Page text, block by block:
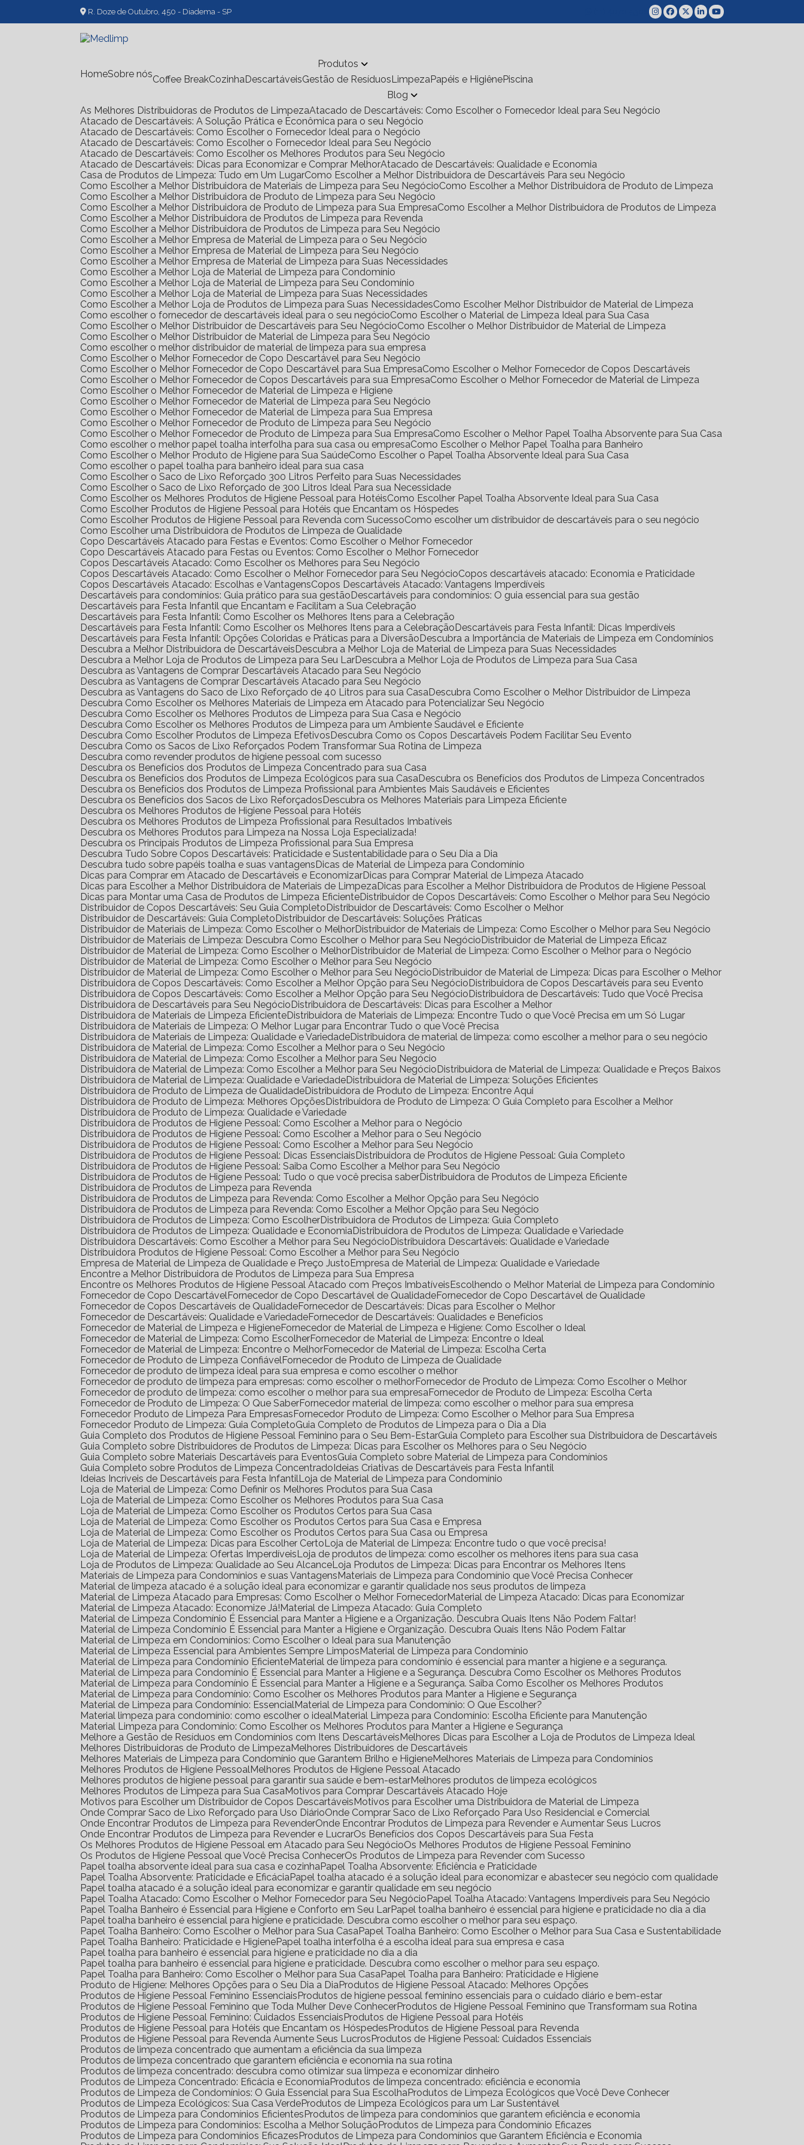
R. Doze de Outubro, 450 - Diadema - SP
Home Sobre nós
Produtos
Coffee Break
Cozinha Descartáveis Gestão de Resíduos Limpeza Papéis e Higiêne Piscina
Blog
As Melhores Distribuidoras de Produtos de Limpeza Atacado de Descartáveis: Como Escolher o Fornecedor Ideal para Seu Negócio
Atacado de Descartáveis: A Solução Prática e Econômica para o seu Negócio
Atacado de Descartáveis: Como Escolher o Fornecedor Ideal para o Negócio
Atacado de Descartáveis: Como Escolher o Fornecedor Ideal para Seu Negócio
Atacado de Descartáveis: Como Escolher os Melhores Produtos para Seu Negócio
Atacado de Descartáveis: Dicas para Economizar e Comprar Melhor Atacado de Descartáveis: Qualidade e Economia
Casa de Produtos de Limpeza: Tudo em Um Lugar
Como Escolher a Melhor Distribuidora de Descartáveis Para seu Negócio
Como Escolher a Melhor Distribuidora de Materiais de Limpeza para Seu Negócio
Como Escolher a Melhor Distribuidora de Produto de Limpeza
Como Escolher a Melhor Distribuidora de Produto de Limpeza para Seu Negócio
Como Escolher a Melhor Distribuidora de Produto de Limpeza para Sua Empresa
Como Escolher a Melhor Distribuidora de Produtos de Limpeza
Como Escolher a Melhor Distribuidora de Produtos de Limpeza para Revenda
Como Escolher a Melhor Distribuidora de Produtos de Limpeza para Seu Negócio
Como Escolher a Melhor Empresa de Material de Limpeza para o Seu Negócio
Como Escolher a Melhor Empresa de Material de Limpeza para Seu Negócio
Como Escolher a Melhor Empresa de Material de Limpeza para Suas Necessidades
Como Escolher a Melhor Loja de Material de Limpeza para Condomínio
Como Escolher a Melhor Loja de Material de Limpeza para Seu Condomínio
Como Escolher a Melhor Loja de Material de Limpeza para Suas Necessidades
Como Escolher a Melhor Loja de Produtos de Limpeza para Suas Necessidades
Como Escolher Melhor Distribuidor de Material de Limpeza
Como escolher o fornecedor de descartáveis ideal para o seu negócio
Como Escolher o Material de Limpeza Ideal para Sua Casa
Como Escolher o Melhor Distribuidor de Descartáveis para Seu Negócio
Como Escolher o Melhor Distribuidor de Material de Limpeza
Como Escolher o Melhor Distribuidor de Material de Limpeza para Seu Negócio
Como escolher o melhor distribuidor de material de limpeza para sua empresa
Como Escolher o Melhor Fornecedor de Copo Descartável para Seu Negócio
Como Escolher o Melhor Fornecedor de Copo Descartável para Sua Empresa
Como Escolher o Melhor Fornecedor de Copos Descartáveis
Como Escolher o Melhor Fornecedor de Copos Descartáveis para sua Empresa
Como Escolher o Melhor Fornecedor de Material de Limpeza
Como Escolher o Melhor Fornecedor de Material de Limpeza e Higiene
Como Escolher o Melhor Fornecedor de Material de Limpeza para Seu Negócio
Como Escolher o Melhor Fornecedor de Material de Limpeza para Sua Empresa
Como Escolher o Melhor Fornecedor de Produto de Limpeza para Seu Negócio
Como Escolher o Melhor Fornecedor de Produto de Limpeza para Sua Empresa
Como Escolher o Melhor Papel Toalha Absorvente para Sua Casa
Como escolher o melhor papel toalha interfolha para sua casa ou empresa
Como Escolher o Melhor Papel Toalha para Banheiro
Como Escolher o Melhor Produto de Higiene para Sua Saúde
Como Escolher o Papel Toalha Absorvente Ideal para Sua Casa
Como escolher o papel toalha para banheiro ideal para sua casa
Como Escolher o Saco de Lixo Reforçado 300 Litros Perfeito para Suas Necessidades
Como Escolher o Saco de Lixo Reforçado de 300 Litros Ideal Para sua Necessidade
Como Escolher os Melhores Produtos de Higiene Pessoal para Hotéis
Como Escolher Papel Toalha Absorvente Ideal para Sua Casa
Como Escolher Produtos de Higiene Pessoal para Hotéis que Encantam os Hóspedes
Como Escolher Produtos de Higiene Pessoal para Revenda com Sucesso
Como escolher um distribuidor de descartáveis para o seu negócio
Como Escolher uma Distribuidora de Produtos de Limpeza de Qualidade
Copo Descartáveis Atacado para Festas e Eventos: Como Escolher o Melhor Fornecedor
Copo Descartáveis Atacado para Festas ou Eventos: Como Escolher o Melhor Fornecedor
Copos Descartáveis Atacado: Como Escolher os Melhores para Seu Negócio
Copos Descartáveis Atacado: Como Escolher o Melhor Fornecedor para Seu Negócio
Copos descartáveis atacado: Economia e Praticidade
Copos Descartáveis Atacado: Escolhas e Vantagens
Copos Descartáveis Atacado: Vantagens Imperdíveis
Descartáveis para condomínios: Guia prático para sua gestão
Descartáveis para condomínios: O guia essencial para sua gestão
Descartáveis para Festa Infantil que Encantam e Facilitam a Sua Celebração
Descartáveis para Festa Infantil: Como Escolher os Melhores Itens para a Celebração
Descartáveis para Festa Infantil: Como Escolher os Melhores Itens para a Celebração
Descartáveis para Festa Infantil: Dicas Imperdíveis
Descartáveis para Festa Infantil: Opções Coloridas e Práticas para a Diversão
Descubra a Importância de Materiais de Limpeza em Condomínios
Descubra a Melhor Distribuidora de Descartáveis
Descubra a Melhor Loja de Material de Limpeza para Suas Necessidades
Descubra a Melhor Loja de Produtos de Limpeza para Seu Lar
Descubra a Melhor Loja de Produtos de Limpeza para Sua Casa
Descubra as Vantagens de Comprar Descartáveis Atacado para Seu Negócio
Descubra as Vantagens de Comprar Descartáveis Atacado para Seu Negócio
Descubra as Vantagens do Saco de Lixo Reforçado de 40 Litros para sua Casa
Descubra Como Escolher o Melhor Distribuidor de Limpeza
Descubra Como Escolher os Melhores Materiais de Limpeza em Atacado para Potencializar Seu Negócio
Descubra Como Escolher os Melhores Produtos de Limpeza para Sua Casa e Negócio
Descubra Como Escolher os Melhores Produtos de Limpeza para um Ambiente Saudável e Eficiente
Descubra Como Escolher Produtos de Limpeza Efetivos
Descubra Como os Copos Descartáveis Podem Facilitar Seu Evento
Descubra Como os Sacos de Lixo Reforçados Podem Transformar Sua Rotina de Limpeza
Descubra como revender produtos de higiene pessoal com sucesso
Descubra os Benefícios dos Produtos de Limpeza Concentrado para sua Casa
Descubra os Benefícios dos Produtos de Limpeza Ecológicos para sua Casa
Descubra os Benefícios dos Produtos de Limpeza Concentrados
Descubra os Benefícios dos Produtos de Limpeza Profissional para Ambientes Mais Saudáveis e Eficientes
Descubra os Benefícios dos Sacos de Lixo Reforçados
Descubra os Melhores Materiais para Limpeza Eficiente
Descubra os Melhores Produtos de Higiene Pessoal para Hotéis
Descubra os Melhores Produtos de Limpeza Profissional para Resultados Imbatíveis
Descubra os Melhores Produtos para Limpeza na Nossa Loja Especializada!
Descubra os Principais Produtos de Limpeza Profissional para Sua Empresa
Descubra Tudo Sobre Copos Descartáveis: Praticidade e Sustentabilidade para o Seu Dia a Dia
Descubra tudo sobre papéis toalha e suas vantagens
Dicas de Material de Limpeza para Condomínio
Dicas para Comprar em Atacado de Descartáveis e Economizar
Dicas para Comprar Material de Limpeza Atacado
Dicas para Escolher a Melhor Distribuidora de Materiais de Limpeza
Dicas para Escolher a Melhor Distribuidora de Produtos de Higiene Pessoal
Dicas para Montar uma Casa de Produtos de Limpeza Eficiente
Distribuidor de Copos Descartáveis: Como Escolher o Melhor para Seu Negócio
Distribuidor de Copos Descartáveis: Seu Guia Completo
Distribuidor de Descartáveis: Como Escolher o Melhor
Distribuidor de Descartáveis: Guia Completo
Distribuidor de Descartáveis: Soluções Práticas
Distribuidor de Materiais de Limpeza: Como Escolher o Melhor
Distribuidor de Materiais de Limpeza: Como Escolher o Melhor para Seu Negócio
Distribuidor de Materiais de Limpeza: Descubra Como Escolher o Melhor para Seu Negócio
Distribuidor de Material de Limpeza Eficaz
Distribuidor de Material de Limpeza: Como Escolher o Melhor
Distribuidor de Material de Limpeza: Como Escolher o Melhor para o Negócio
Distribuidor de Material de Limpeza: Como Escolher o Melhor para Seu Negócio
Distribuidor de Material de Limpeza: Como Escolher o Melhor para Seu Negócio
Distribuidor de Material de Limpeza: Dicas para Escolher o Melhor
Distribuidora de Copos Descartáveis: Como Escolher a Melhor Opção para Seu Negócio
Distribuidora de Copos Descartáveis para seu Evento
Distribuidora de Copos Descartáveis: Como Escolher a Melhor Opção para Seu Negócio
Distribuidora de Descartáveis: Tudo que Você Precisa
Distribuidora de Descartáveis para Seu Negócio
Distribuidora de Descartáveis: Dicas para Escolher a Melhor
Distribuidora de Materiais de Limpeza Eficiente
Distribuidora de Materiais de Limpeza: Encontre Tudo o que Você Precisa em um Só Lugar
Distribuidora de Materiais de Limpeza: O Melhor Lugar para Encontrar Tudo o que Você Precisa
Distribuidora de Materiais de Limpeza: Qualidade e Variedade
Distribuidora de material de limpeza: como escolher a melhor para o seu negócio
Distribuidora de Material de Limpeza: Como Escolher a Melhor para o Seu Negócio
Distribuidora de Material de Limpeza: Como Escolher a Melhor para Seu Negócio
Distribuidora de Material de Limpeza: Como Escolher a Melhor para Seu Negócio
Distribuidora de Material de Limpeza: Qualidade e Preços Baixos
Distribuidora de Material de Limpeza: Qualidade e Variedade
Distribuidora de Material de Limpeza: Soluções Eficientes
Distribuidora de Produto de Limpeza de Qualidade
Distribuidora de Produto de Limpeza: Encontre Aqui
Distribuidora de Produto de Limpeza: Melhores Opções
Distribuidora de Produto de Limpeza: O Guia Completo para Escolher a Melhor
Distribuidora de Produto de Limpeza: Qualidade e Variedade
Distribuidora de Produtos de Higiene Pessoal: Como Escolher a Melhor para o Negócio
Distribuidora de Produtos de Higiene Pessoal: Como Escolher a Melhor para o Seu Negócio
Distribuidora de Produtos de Higiene Pessoal: Como Escolher a Melhor para Seu Negócio
Distribuidora de Produtos de Higiene Pessoal: Dicas Essenciais
Distribuidora de Produtos de Higiene Pessoal: Guia Completo
Distribuidora de Produtos de Higiene Pessoal: Saiba Como Escolher a Melhor para Seu Negócio
Distribuidora de Produtos de Higiene Pessoal: Tudo o que você precisa saber
Distribuidora de Produtos de Limpeza Eficiente
Distribuidora de Produtos de Limpeza para Revenda
Distribuidora de Produtos de Limpeza para Revenda: Como Escolher a Melhor Opção para Seu Negócio
Distribuidora de Produtos de Limpeza para Revenda: Como Escolher a Melhor Opção para Seu Negócio
Distribuidora de Produtos de Limpeza: Como Escolher
Distribuidora de Produtos de Limpeza: Guia Completo
Distribuidora de Produtos de Limpeza: Qualidade e Economia
Distribuidora de Produtos de Limpeza: Qualidade e Variedade
Distribuidora Descartáveis: Como Escolher a Melhor para Seu Negócio
Distribuidora Descartáveis: Qualidade e Variedade
Distribuidora Produtos de Higiene Pessoal: Como Escolher a Melhor para Seu Negócio
Empresa de Material de Limpeza de Qualidade e Preço Justo
Empresa de Material de Limpeza: Qualidade e Variedade
Encontre a Melhor Distribuidora de Produtos de Limpeza para Sua Empresa
Encontre os Melhores Produtos de Higiene Pessoal Atacado com Preços Imbatíveis
Escolhendo o Melhor Material de Limpeza para Condomínio
Fornecedor de Copo Descartável Fornecedor de Copo Descartável de Qualidade Fornecedor de Copo Descartável de Qualidade
Fornecedor de Copos Descartáveis de Qualidade Fornecedor de Descartáveis: Dicas para Escolher o Melhor
Fornecedor de Descartáveis: Qualidade e Variedade Fornecedor de Descartáveis: Qualidades e Benefícios
Fornecedor de Material de Limpeza e Higiene Fornecedor de Material de Limpeza e Higiene: Como Escolher o Ideal
Fornecedor de Material de Limpeza: Como Escolher Fornecedor de Material de Limpeza: Encontre o Ideal
Fornecedor de Material de Limpeza: Encontre o Melhor Fornecedor de Material de Limpeza: Escolha Certa
Fornecedor de Produto de Limpeza Confiável Fornecedor de Produto de Limpeza de Qualidade
Fornecedor de produto de limpeza ideal para sua empresa e como escolher o melhor
Fornecedor de produto de limpeza para empresas: como escolher o melhor Fornecedor de Produto de Limpeza: Como Escolher o Melhor
Fornecedor de produto de limpeza: como escolher o melhor para sua empresa Fornecedor de Produto de Limpeza: Escolha Certa
Fornecedor de Produto de Limpeza: O Que Saber Fornecedor material de limpeza: como escolher o melhor para sua empresa
Fornecedor Produto de Limpeza Para Empresas Fornecedor Produto de Limpeza: Como Escolher o Melhor para Sua Empresa
Fornecedor Produto de Limpeza: Guia Completo
Guia Completo de Produtos de Limpeza para o Dia a Dia
Guia Completo dos Produtos de Higiene Pessoal Feminino para o Seu Bem-Estar
Guia Completo para Escolher sua Distribuidora de Descartáveis
Guia Completo sobre Distribuidores de Produtos de Limpeza: Dicas para Escolher os Melhores para o Seu Negócio
Guia Completo sobre Materiais Descartáveis para Eventos
Guia Completo sobre Material de Limpeza para Condomínios
Guia Completo sobre Produtos de Limpeza Concentrado Ideias Criativas de Descartáveis para Festa Infantil
Ideias Incríveis de Descartáveis para Festa Infantil Loja de Material de Limpeza para Condomínio
Loja de Material de Limpeza: Como Definir os Melhores Produtos para Sua Casa
Loja de Material de Limpeza: Como Escolher os Melhores Produtos para Sua Casa
Loja de Material de Limpeza: Como Escolher os Produtos Certos para Sua Casa
Loja de Material de Limpeza: Como Escolher os Produtos Certos para Sua Casa e Empresa
Loja de Material de Limpeza: Como Escolher os Produtos Certos para Sua Casa ou Empresa
Loja de Material de Limpeza: Dicas para Escolher Certo
Loja de Material de Limpeza: Encontre tudo o que você precisa!
Loja de Material de Limpeza: Ofertas Imperdíveis
Loja de produtos de limpeza: como escolher os melhores itens para sua casa
Loja de Produtos de Limpeza: Qualidade ao Seu Alcance Loja Produtos de Limpeza: Dicas para Encontrar os Melhores Itens
Materiais de Limpeza para Condomínios e suas Vantagens
Materiais de Limpeza para Condomínio que Você Precisa Conhecer
Material de limpeza atacado é a solução ideal para economizar e garantir qualidade nos seus produtos de limpeza
Material de Limpeza Atacado para Empresas: Como Escolher o Melhor Fornecedor
Material de Limpeza Atacado: Dicas para Economizar
Material de Limpeza Atacado: Economize Já!
Material de Limpeza Atacado: Guia Completo
Material de Limpeza Condomínio É Essencial para Manter a Higiene e a Organização. Descubra Quais Itens Não Podem Faltar!
Material de Limpeza Condomínio É Essencial para Manter a Higiene e Organização. Descubra Quais Itens Não Podem Faltar
Material de Limpeza em Condomínios: Como Escolher o Ideal para sua Manutenção
Material de Limpeza Essencial para Ambientes Sempre Limpos
Material de Limpeza para Condomínio
Material de Limpeza para Condomínio Eficiente
Material de limpeza para condomínio é essencial para manter a higiene e a segurança.
Material de Limpeza para Condomínio É Essencial para Manter a Higiene e a Segurança. Descubra Como Escolher os Melhores Produtos
Material de Limpeza para Condomínio É Essencial para Manter a Higiene e a Segurança. Saiba Como Escolher os Melhores Produtos
Material de Limpeza para Condomínio: Como Escolher os Melhores Produtos para Manter a Higiene e Segurança
Material de Limpeza para Condomínio: Essencial
Material de Limpeza para Condomínio: O Que Escolher?
Material limpeza para condomínio: como escolher o ideal
Material Limpeza para Condomínio: Escolha Eficiente para Manutenção
Material Limpeza para Condomínio: Como Escolher os Melhores Produtos para Manter a Higiene e Segurança
Melhore a Gestão de Resíduos em Condomínios com Itens Descartáveis
Melhores Dicas para Escolher a Loja de Produtos de Limpeza Ideal
Melhores Distribuidoras de Produto de Limpeza
Melhores Distribuidores de Descartáveis
Melhores Materiais de Limpeza para Condomínio que Garantem Brilho e Higiene
Melhores Materiais de Limpeza para Condomínios
Melhores Produtos de Higiene Pessoal
Melhores Produtos de Higiene Pessoal Atacado
Melhores produtos de higiene pessoal para garantir sua saúde e bem-estar
Melhores produtos de limpeza ecológicos
Melhores Produtos de Limpeza para Sua Casa
Motivos para Comprar Descartáveis Atacado Hoje
Motivos para Escolher um Distribuidor de Copos Descartáveis
Motivos para Escolher uma Distribuidora de Material de Limpeza
Onde Comprar Saco de Lixo Reforçado para Uso Diário
Onde Comprar Saco de Lixo Reforçado Para Uso Residencial e Comercial
Onde Encontrar Produtos de Limpeza para Revender
Onde Encontrar Produtos de Limpeza para Revender e Aumentar Seus Lucros
Onde Encontrar Produtos de Limpeza para Revender e Lucrar
Os Benefícios dos Copos Descartáveis para Sua Festa
Os Melhores Produtos de Higiene Pessoal em Atacado para Seu Negócio
Os Melhores Produtos de Higiene Pessoal Feminino
Os Produtos de Higiene Pessoal que Você Precisa Conhecer
Os Produtos de Limpeza para Revender com Sucesso
Papel toalha absorvente ideal para sua casa e cozinha Papel Toalha Absorvente: Eficiência e Praticidade
Papel Toalha Absorvente: Praticidade e Eficácia Papel toalha atacado é a solução ideal para economizar e abastecer seu negócio com qualidade
Papel toalha atacado é a solução ideal para economizar e garantir qualidade em seu negócio
Papel Toalha Atacado: Como Escolher o Melhor Fornecedor para Seu Negócio
Papel Toalha Atacado: Vantagens Imperdíveis para Seu Negócio
Papel Toalha Banheiro é Essencial para Higiene e Conforto em Seu Lar Papel toalha banheiro é essencial para higiene e praticidade no dia a dia
Papel toalha banheiro é essencial para higiene e praticidade. Descubra como escolher o melhor para seu espaço.
Papel Toalha Banheiro: Como Escolher o Melhor para Sua Casa Papel Toalha Banheiro: Como Escolher o Melhor para Sua Casa e Sustentabilidade
Papel Toalha Banheiro: Praticidade e Higiene Papel toalha interfolha é a escolha ideal para sua empresa e casa
Papel toalha para banheiro é essencial para higiene e praticidade no dia a dia
Papel toalha para banheiro é essencial para higiene e praticidade. Descubra como escolher o melhor para seu espaço.
Papel Toalha para Banheiro: Como Escolher o Melhor para Sua Casa Papel Toalha para Banheiro: Praticidade e Higiene
Produto de Higiene: Melhores Opções para o Seu Dia a Dia Produtos de Higiene Pessoal Atacado: Melhores Opções
Produtos de Higiene Pessoal Feminino Essenciais
Produtos de higiene pessoal feminino essenciais para o cuidado diário e bem-estar
Produtos de Higiene Pessoal Feminino que Toda Mulher Deve Conhecer Produtos de Higiene Pessoal Feminino que Transformam sua Rotina
Produtos de Higiene Pessoal Feminino: Cuidados Essenciais
Produtos de Higiene Pessoal para Hotéis
Produtos de Higiene Pessoal para Hotéis que Encantam os Hóspedes
Produtos de Higiene Pessoal para Revenda
Produtos de Higiene Pessoal para Revenda Aumente Seus Lucros
Produtos de Higiene Pessoal: Cuidados Essenciais
Produtos de limpeza concentrado que aumentam a eficiência da sua limpeza
Produtos de limpeza concentrado que garantem eficiência e economia na sua rotina
Produtos de limpeza concentrado: descubra como otimizar sua limpeza e economizar dinheiro
Produtos de Limpeza Concentrado: Eficácia e Economia Produtos de limpeza concentrado: eficiência e economia
Produtos de Limpeza de Condomínios: O Guia Essencial para Sua Escolha Produtos de Limpeza Ecológicos que Você Deve Conhecer
Produtos de Limpeza Ecológicos: Sua Casa Verde Produtos de Limpeza Ecológicos para um Lar Sustentável
Produtos de Limpeza para Condomínios Eficientes
Produtos de limpeza para condomínios que garantem eficiência e economia
Produtos de Limpeza para Condomínios: Escolha a Melhor Solução
Produtos de Limpeza para Condomínio Eficazes
Produtos de Limpeza para Condomínios Eficazes
Produtos de Limpeza para Condomínios que Garantem Eficiência e Economia